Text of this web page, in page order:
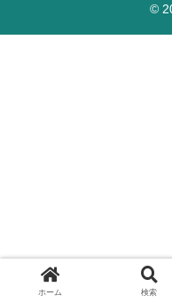
©
ホーム 検索